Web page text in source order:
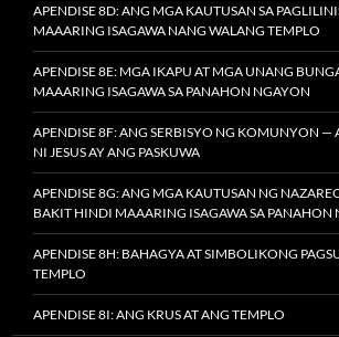
APENDISE 8D: ANG MGA KAUTUSAN SA
MAAARING ISAGAWA NANG WALANG TEMPLO
APENDISE 8E: MGA IKAPU AT MGA UNANG
MAAARING ISAGAWA SA PANAHON NGAYON
APENDISE 8F: ANG SERBISYO NG KOMUNYON —
NI JESUS AY ANG PASKUWA
APENDISE 8G: ANG MGA KAUTUSAN NG
BAKIT HINDI MAAARING ISAGAWA SA PANAHON
APENDISE 8H: BAHAGYA AT SIMBOLIKONG
TEMPLO
APENDISE 8I: ANG KRUS AT ANG TEMPLO